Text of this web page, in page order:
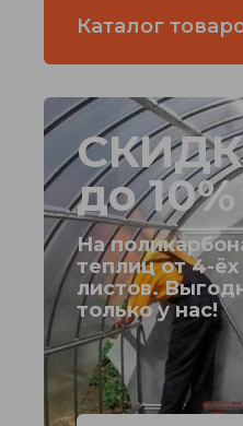
Каталог
до 10%
На
теплиц от 4-ёх
листов.
только у нас!